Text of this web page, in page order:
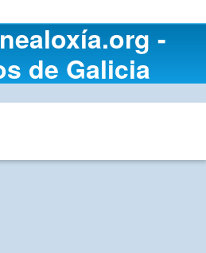
-
de Galicia